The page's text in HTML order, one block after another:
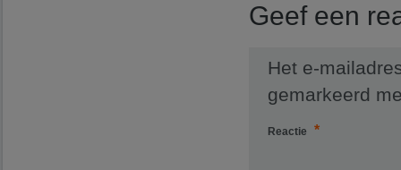
Geef een
Het e-
gemarkeerd
Reactie *